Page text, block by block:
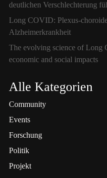
deutlichen Verschlechterung
Long COVID: Plexus-
Alzheimerkrankheit
The evolving science of Long
economic and social impacts
Alle Kategorien
Community
Events
Forschung
Politik
Projekt